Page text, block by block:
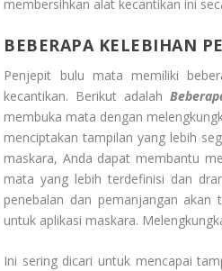
membersihkan alat kecantikan ini
BEBERAPA KELEBIHAN
Penjepit bulu mata memiliki
kecantikan. Berikut adalah
membuka mata dengan
menciptakan tampilan yang lebih
maskara, Anda dapat membantu
mata yang lebih terdefinisi dan
penebalan dan pemanjangan
untuk aplikasi maskara.
Ini sering dicari untuk mencapai